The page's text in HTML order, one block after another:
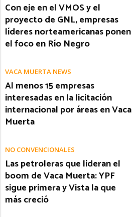
Con eje en el VMOS y el
proyecto de GNL, empresas
líderes norteamericanas ponen
el foco en Río Negro
VACA MUERTA NEWS
Al menos 15 empresas
interesadas en la licitación
internacional por áreas en Vaca
Muerta
NO CONVENCIONALES
Las petroleras que lideran el
boom de Vaca Muerta: YPF
sigue primera y Vista la que
más creció